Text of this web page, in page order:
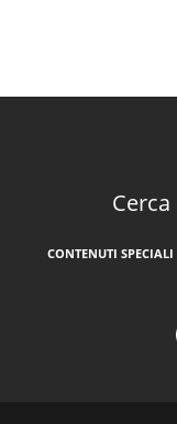
CONTENUTI SPECIALI